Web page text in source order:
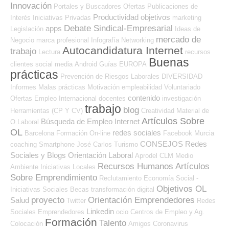
Innovación Portales y Buscadores Ofertas Publicaciones de
Interés Iniciativas Privadas Productividad objetivos marketing
Legislación apps Debate Sindical-Empresarial Ideas de
Negocio marca profesional Infografía Networking mercado de
trabajo Lectura Autocandidatura Internet recursos
clientes social media Android Guías EUROPA Buenas
prácticas Prevención de Riesgos Laborales DIVERSIDAD
Informes Malas prácticas Motivación empleabilidad Voluntariado
Ofertas Empleo Internacional docentes contenido investigación
Herramientas (CP Y CV) trabajo blog Creatividad Material de
O.Laboral Búsqueda de Empleo Internet Artículos Sobre
OL Barcelona Formación On-line redes sociales Facebook Murcia
coaching Smartphone José Carlos Turismo CONSEJOS Redes
Sociales y Blogs Orientación Laboral Aprodel CLM Medio
Ambiente Iniciativas Locales Recursos Humanos Artículos
Sobre Emprendimiento Reclutamiento Economía Social -
Iniciativas Sociales Becas transformación digital Objetivos OL
Salud proyecto Twitter Orientación Emprendedores Redes
Sociales Emprendedores Linkedin ocio Centros de Empleo y Ag.
Colocación Formación Talento Amigos Coronavirus